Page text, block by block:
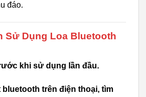
đáo.
Sử Dụng Loa Bluetooth
khi sử dụng lần đầu.
bluetooth trên điện thoại, tìm